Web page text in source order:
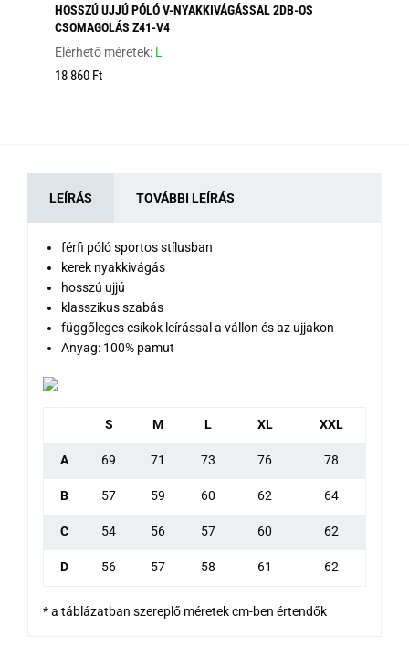
HOSSZÚ UJJÚ PÓLÓ V-NYAKKIVÁGÁSSAL 2DB-OS
CSOMAGOLÁS Z41-V4
Elérhető méretek: L
18 860 Ft
LEÍRÁS TOVÁBBI LEÍRÁS
férfi póló sportos stílusban
kerek nyakkivágás
hosszú ujjú
klasszikus szabás
függőleges csíkok leírással a vállon és az ujjakon
Anyag: 100% pamut
S M L XL XXL
A 69 71 73 76 78
B 57 59 60 62 64
C 54 56 57 60 62
D 56 57 58 61 62
* a táblázatban szereplő méretek cm-ben értendők